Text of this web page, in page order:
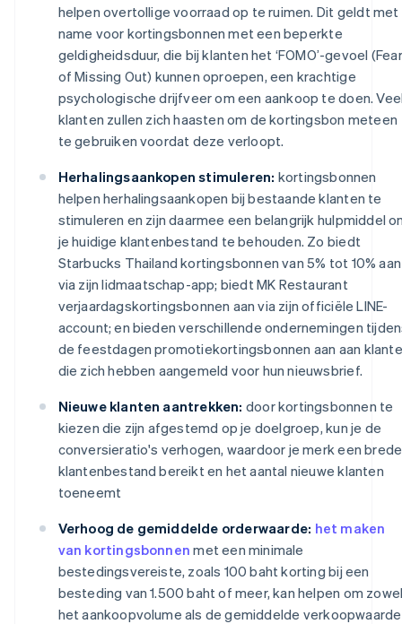
helpen overtollige voorraad op te ruimen. Dit geldt met
name voor kortingsbonnen met een beperkte
geldigheidsduur, die bij klanten het ‘FOMO’-gevoel (Fear
of Missing Out) kunnen oproepen, een krachtige
psychologische drijfveer om een aankoop te doen.
klanten zullen zich haasten om de kortingsbon meteen
te gebruiken voordat deze verloopt.
Herhalingsaankopen stimuleren: kortingsbonnen
helpen herhalingsaankopen bij bestaande klanten te
stimuleren en zijn daarmee een belangrijk hulpmiddel
je huidige klantenbestand te behouden. Zo biedt
Starbucks Thailand kortingsbonnen van 5% tot 10% aan
via zijn lidmaatschap-app; biedt MK Restaurant
verjaardagskortingsbonnen aan via zijn officiële LINE-
account; en bieden verschillende ondernemingen
de feestdagen promotiekortingsbonnen aan aan
die zich hebben aangemeld voor hun nieuwsbrief.
Nieuwe klanten aantrekken: door kortingsbonnen te
kiezen die zijn afgestemd op je doelgroep, kun je de
conversieratio's verhogen, waardoor je merk een
klantenbestand bereikt en het aantal nieuwe klanten
toeneemt
Verhoog de gemiddelde orderwaarde: het maken
van kortingsbonnen met een minimale
bestedingsvereiste, zoals 100 baht korting bij een
besteding van 1.500 baht of meer, kan helpen om
het aankoopvolume als de gemiddelde verkoopwaarde